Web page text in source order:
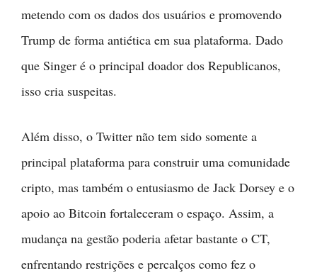
metendo com os dados dos usuários e promovendo
Trump de forma antiética em sua plataforma. Dado
que Singer é o principal doador dos Republicanos,
isso cria suspeitas.
Além disso, o Twitter não tem sido somente a
principal plataforma para construir uma comunidade
cripto, mas também o entusiasmo de Jack Dorsey e o
apoio ao Bitcoin fortaleceram o espaço. Assim, a
mudança na gestão poderia afetar bastante o CT,
enfrentando restrições e percalços como fez o